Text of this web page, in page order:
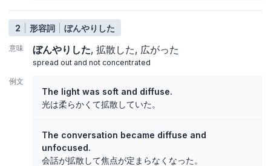
2 形容詞 ぼんやりした
意味 ぼんやりした 拡散した 広がった
spread out and not concentrated
例文
The light was soft and diffuse.
光は柔らかくて拡散していた。
The conversation became diffuse and
unfocused.
会話が拡散して焦点が定まらなくなった。